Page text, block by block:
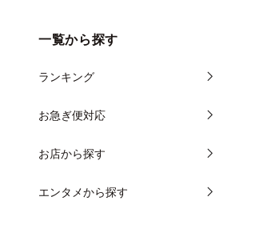
一覧から探す
ランキング
お急ぎ便対応
お店から探す
エンタメから探す